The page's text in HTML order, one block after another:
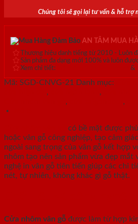
Chúng tôi sẽ gọi lại tư vấn & hỗ trợ
AN TÂM MUA
Thương hiệu danh tiếng từ 2010 - Luôn
Sản phẩm đa dạng mới 100% và luôn
Xem chi tiết:
&
Mã: SGD-CNVG-21 Danh mục:
, ,
, ,
có bề mặt được
hoặc vân gỗ công nghiệp, tạo cảm
ngoài sang trọng của vân gỗ kết hợp
nhôm tạo nên sản phẩm vừa đẹp mắt
nghệ in vân gỗ tiên tiến giúp các chi
nét, tự nhiên, không khác gì gỗ thật.
Cửa nhôm vân gỗ được làm từ hợp